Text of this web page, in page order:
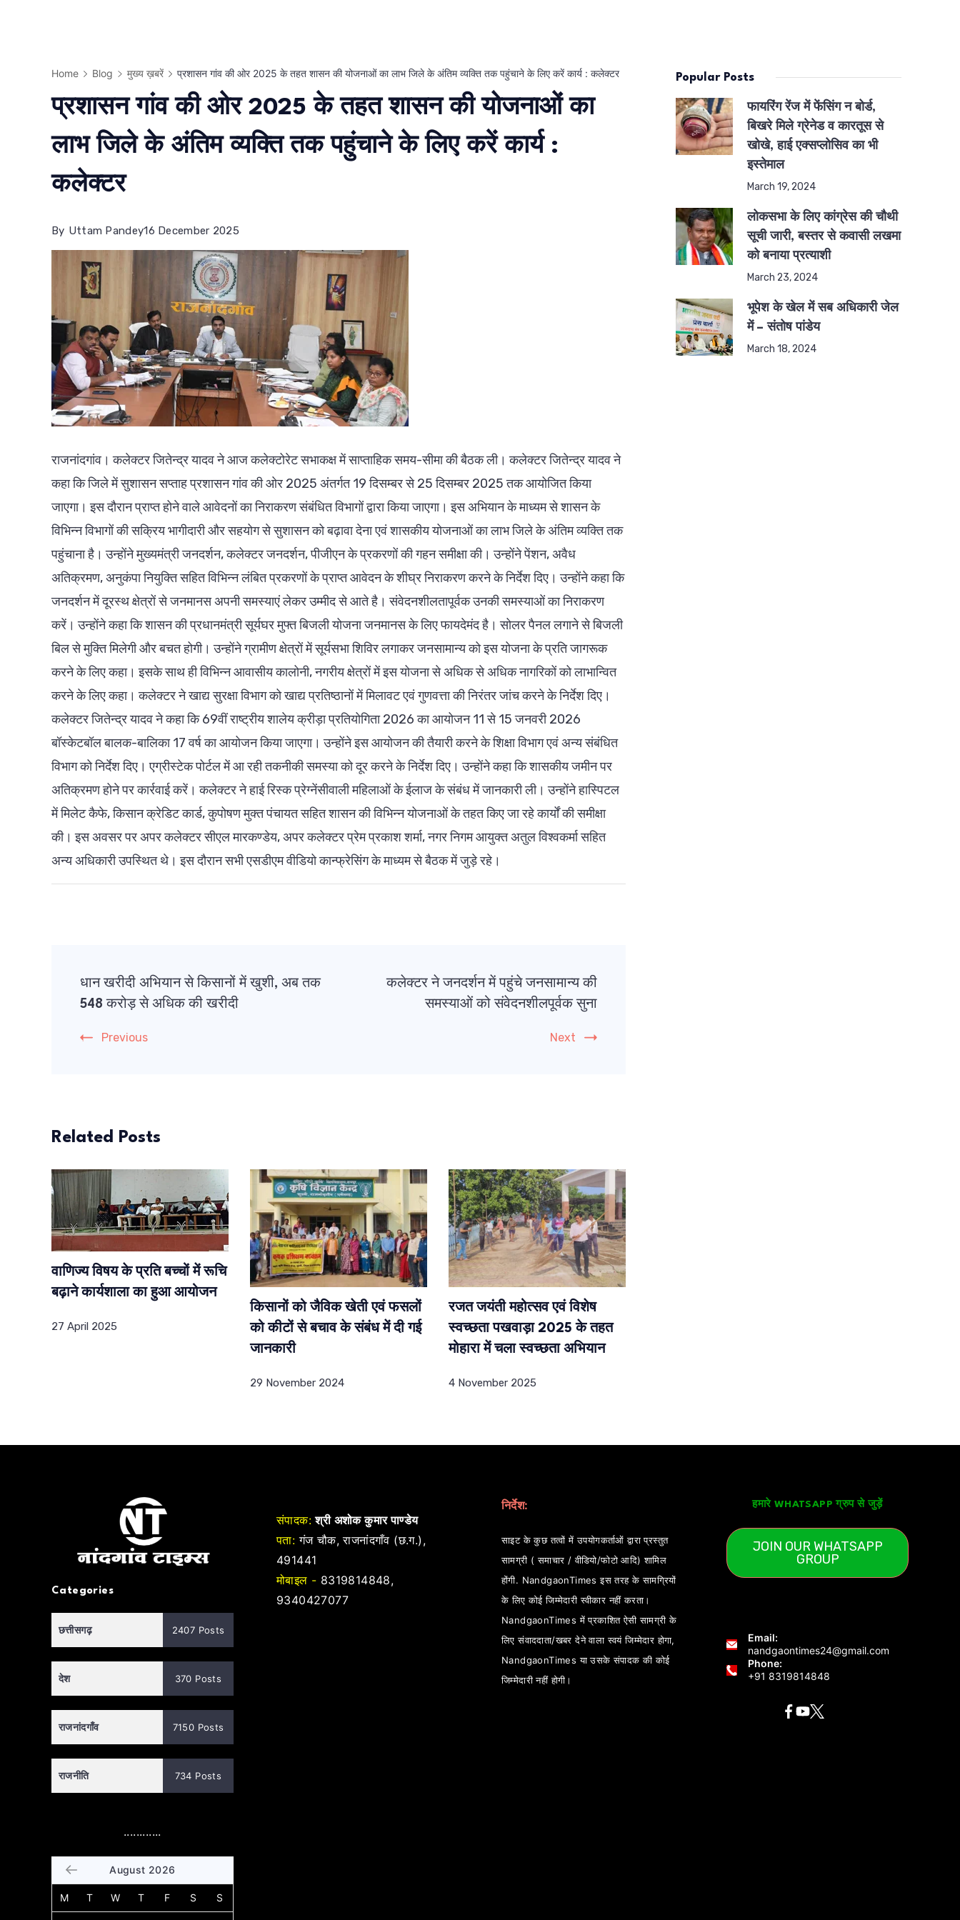
Home Blog मुख्य ख़बरें प्रशासन गांव की ओर 2025 के तहत शासन की योजनाओं का लाभ जिले के अंतिम व्यक्ति तक पहुंचाने के लिए करें कार्य : कलेक्टर
प्रशासन गांव की ओर 2025 के तहत शासन की योजनाओं का
लाभ जिले के अंतिम व्यक्ति तक पहुंचाने के लिए करें कार्य :
कलेक्टर
By Uttam Pandey16 December 2025
राजनांदगांव। कलेक्टर जितेन्द्र यादव ने आज कलेक्टोरेट सभाकक्ष में साप्ताहिक समय-सीमा की बैठक ली। कलेक्टर जितेन्द्र यादव ने
कहा कि जिले में सुशासन सप्ताह प्रशासन गांव की ओर 2025 अंतर्गत 19 दिसम्बर से 25 दिसम्बर 2025 तक आयोजित किया
जाएगा। इस दौरान प्राप्त होने वाले आवेदनों का निराकरण संबंधित विभागों द्वारा किया जाएगा। इस अभियान के माध्यम से शासन के
विभिन्न विभागों की सक्रिय भागीदारी और सहयोग से सुशासन को बढ़ावा देना एवं शासकीय योजनाओं का लाभ जिले के अंतिम व्यक्ति तक
पहुंचाना है। उन्होंने मुख्यमंत्री जनदर्शन, कलेक्टर जनदर्शन, पीजीएन के प्रकरणों की गहन समीक्षा की। उन्होंने पेंशन, अवैध
अतिक्रमण, अनुकंपा नियुक्ति सहित विभिन्न लंबित प्रकरणों के प्राप्त आवेदन के शीघ्र निराकरण करने के निर्देश दिए। उन्होंने कहा कि
जनदर्शन में दूरस्थ क्षेत्रों से जनमानस अपनी समस्याएं लेकर उम्मीद से आते है। संवेदनशीलतापूर्वक उनकी समस्याओं का निराकरण
करें। उन्होंने कहा कि शासन की प्रधानमंत्री सूर्यघर मुफ्त बिजली योजना जनमानस के लिए फायदेमंद है। सोलर पैनल लगाने से बिजली
बिल से मुक्ति मिलेगी और बचत होगी। उन्होंने ग्रामीण क्षेत्रों में सूर्यसभा शिविर लगाकर जनसामान्य को इस योजना के प्रति जागरूक
करने के लिए कहा। इसके साथ ही विभिन्न आवासीय कालोनी, नगरीय क्षेत्रों में इस योजना से अधिक से अधिक नागरिकों को लाभान्वित
करने के लिए कहा। कलेक्टर ने खाद्य सुरक्षा विभाग को खाद्य प्रतिष्ठानों में मिलावट एवं गुणवत्ता की निरंतर जांच करने के निर्देश दिए।
कलेक्टर जितेन्द्र यादव ने कहा कि 69वीं राष्ट्रीय शालेय क्रीड़ा प्रतियोगिता 2026 का आयोजन 11 से 15 जनवरी 2026
बॉस्केटबॉल बालक-बालिका 17 वर्ष का आयोजन किया जाएगा। उन्होंने इस आयोजन की तैयारी करने के शिक्षा विभाग एवं अन्य संबंधित
विभाग को निर्देश दिए। एग्रीस्टेक पोर्टल में आ रही तकनीकी समस्या को दूर करने के निर्देश दिए। उन्होंने कहा कि शासकीय जमीन पर
अतिक्रमण होने पर कार्रवाई करें। कलेक्टर ने हाई रिस्क प्रेग्नेंसीवाली महिलाओं के ईलाज के संबंध में जानकारी ली। उन्होंने हास्पिटल
में मिलेट कैफे, किसान क्रेडिट कार्ड, कुपोषण मुक्त पंचायत सहित शासन की विभिन्न योजनाओं के तहत किए जा रहे कार्यों की समीक्षा
की। इस अवसर पर अपर कलेक्टर सीएल मारकण्डेय, अपर कलेक्टर प्रेम प्रकाश शर्मा, नगर निगम आयुक्त अतुल विश्वकर्मा सहित
अन्य अधिकारी उपस्थित थे। इस दौरान सभी एसडीएम वीडियो कान्फ्रेसिंग के माध्यम से बैठक में जुड़े रहे।
Navigation
धान खरीदी अभियान से किसानों में खुशी, अब तक
548 करोड़ से अधिक की खरीदी
Previous
कलेक्टर ने जनदर्शन में पहुंचे जनसामान्य की
समस्याओं को संवेदनशीलपूर्वक सुना
Next
Related Posts
वाणिज्य विषय के प्रति बच्चों में रूचि
बढ़ाने कार्यशाला का हुआ आयोजन
27 April 2025
किसानों को जैविक खेती एवं फसलों
को कीटों से बचाव के संबंध में दी गई
जानकारी
29 November 2024
रजत जयंती महोत्सव एवं विशेष
स्वच्छता पखवाड़ा 2025 के तहत
मोहारा में चला स्वच्छता अभियान
4 November 2025
Popular Posts
फायरिंग रेंज में फेंसिंग न बोर्ड,
बिखरे मिले ग्रेनेड व कारतूस से
खोखे, हाई एक्सप्लोसिव का भी
इस्तेमाल
March 19, 2024
लोकसभा के लिए कांग्रेस की चौथी
सूची जारी, बस्तर से कवासी लखमा
को बनाया प्रत्याशी
March 23, 2024
भूपेश के खेल में सब अधिकारी जेल
में – संतोष पांडेय
March 18, 2024
Categories
छत्तीसगढ़ 2407 Posts
देश 370 Posts
राजनांदगाँव 7150 Posts
राजनीति 734 Posts
............
August 2026
M T W T F S S
संपादक: श्री अशोक कुमार पाण्डेय
पता: गंज चौक, राजनांदगाँव (छ.ग.),
491441
मोबाइल - 8319814848,
9340427077
निर्देश:
साइट के कुछ तत्वों में उपयोगकर्ताओं द्वारा प्रस्तुत
सामग्री ( समाचार / वीडियो/फोटो आदि) शामिल
होंगी. NandgaonTimes इस तरह के सामग्रियों
के लिए कोई जिम्मेदारी स्वीकार नहीं करता।
NandgaonTimes में प्रकाशित ऐसी सामग्री के
लिए संवाददाता/खबर देने वाला स्वयं जिम्मेदार होगा,
NandgaonTimes या उसके संपादक की कोई
जिम्मेदारी नहीं होगी।
हमारे WHATSAPP ग्रुप से जुड़ें
JOIN OUR WHATSAPP
GROUP
Email:
nandgaontimes24@gmail.com
Phone:
+91 8319814848